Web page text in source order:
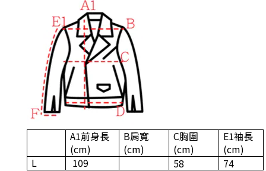
A1前身長
(cm)
B肩寬
(cm)
C胸圍
(cm)
E1袖長
(cm)
L
109 58 74